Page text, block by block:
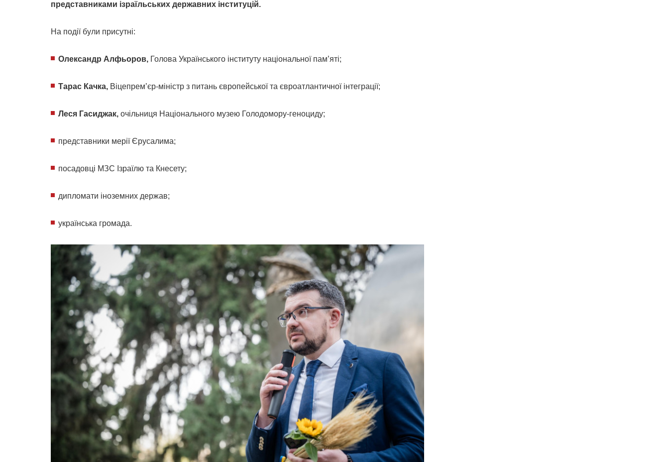
представниками ізраїльських державних інституцій.
На події були присутні:
Олександр Алфьоров, Голова Українського інституту національної пам’яті;
Тарас Качка, Віцепрем’єр-міністр з питань європейської та євроатлантичної інтеграції;
Леся Гасиджак, очільниця Національного музею Голодомору-геноциду;
представники мерії Єрусалима;
посадовці МЗС Ізраїлю та Кнесету;
дипломати іноземних держав;
українська громада.